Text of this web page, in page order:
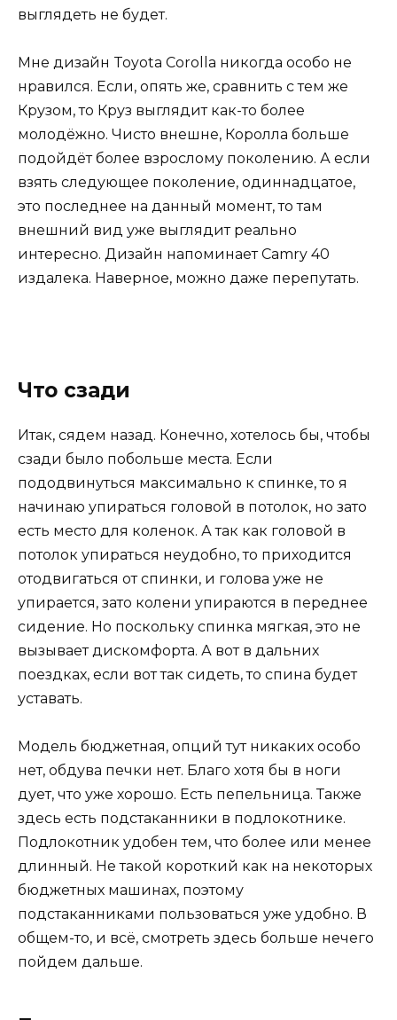
выглядеть не будет.
Мне дизайн Toyota Corolla никогда особо не
нравился. Если, опять же, сравнить с тем же
Крузом, то Круз выглядит как-то более
молодёжно. Чисто внешне, Королла больше
подойдёт более взрослому поколению. А если
взять следующее поколение, одиннадцатое,
это последнее на данный момент, то там
внешний вид уже выглядит реально
интересно. Дизайн напоминает Camry 40
издалека. Наверное, можно даже перепутать.
Что сзади
Итак, сядем назад. Конечно, хотелось бы, чтобы
сзади было побольше места. Если
пододвинуться максимально к спинке, то я
начинаю упираться головой в потолок, но зато
есть место для коленок. А так как головой в
потолок упираться неудобно, то приходится
отодвигаться от спинки, и голова уже не
упирается, зато колени упираются в переднее
сидение. Но поскольку спинка мягкая, это не
вызывает дискомфорта. А вот в дальних
поездках, если вот так сидеть, то спина будет
уставать.
Модель бюджетная, опций тут никаких особо
нет, обдува печки нет. Благо хотя бы в ноги
дует, что уже хорошо. Есть пепельница. Также
здесь есть подстаканники в подлокотнике.
Подлокотник удобен тем, что более или менее
длинный. Не такой короткий как на некоторых
бюджетных машинах, поэтому
подстаканниками пользоваться уже удобно. В
общем-то, и всё, смотреть здесь больше нечего
пойдем дальше.